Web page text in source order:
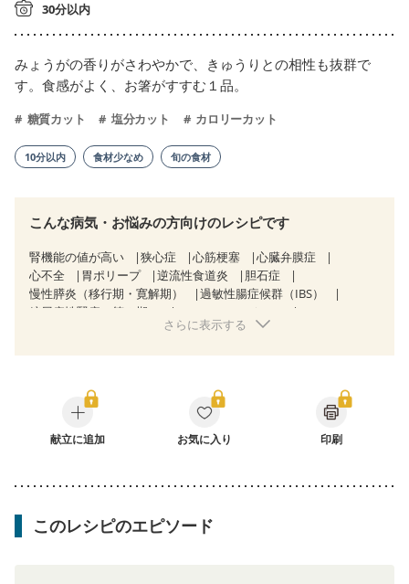
30分以内
みょうがの香りがさわやかで、きゅうりとの相性も抜群で
す。食感がよく、お箸がすすむ１品。
糖質カット 塩分カット カロリーカット
10分以内 食材少なめ 旬の食材
こんな病気・お悩みの方向けのレシピです
腎機能の値が高い 狭心症 心筋梗塞
心臓弁膜症
心不全
胃ポリープ 逆流性食道炎
胆石症
慢性膵炎（移行期・寛解期）
過敏性腸症候群（IBS）
糖尿病性腎症（第３期）
CKD（ステージ１）
CKD（ステージ３a）
味の感じ方が変わった
妊娠中(初期)
妊婦健診・体重増加が気になる（初期）
妊婦健診・血圧が気になる（初期）
さらに表示する
献立に追加 お気に入り 印刷
このレシピのエピソード